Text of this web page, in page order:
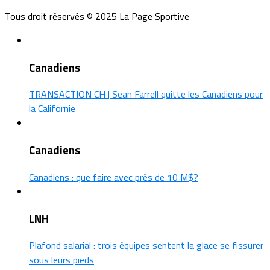
Tous droit réservés © 2025 La Page Sportive
Canadiens
TRANSACTION CH | Sean Farrell quitte les Canadiens pour
la Californie
Canadiens
Canadiens : que faire avec près de 10 M$?
LNH
Plafond salarial : trois équipes sentent la glace se fissurer
sous leurs pieds